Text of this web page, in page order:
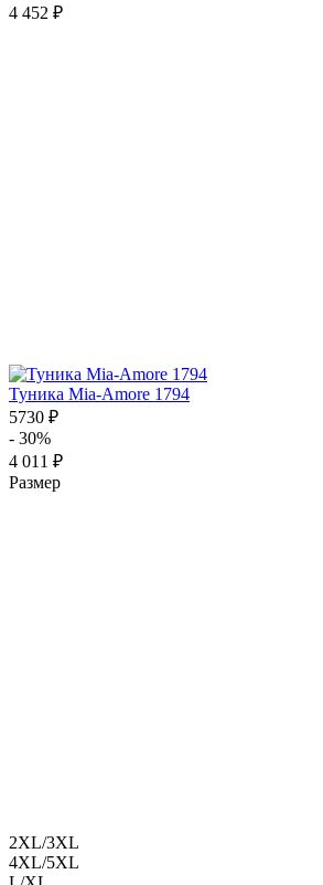
4 452 ₽
Туника Mia-Amore 1794
5730 ₽
- 30%
4 011 ₽
Размер
2XL/3XL
4XL/5XL